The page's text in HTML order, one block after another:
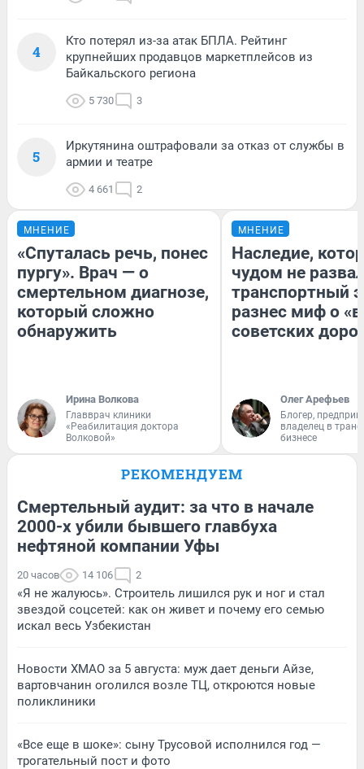
4
Кто потерял из-за атак БПЛА. Рейтинг
крупнейших продавцов маркетплейсов из
Байкальского региона
5 730 3
5
Иркутянина оштрафовали за отказ от службы в
армии и театре
4 661 2
МНЕНИЕ
«Спуталась речь, понес
пургу». Врач — о
смертельном диагнозе,
который сложно
обнаружить
Ирина Волкова
Главврач клиники
«Реабилитация доктора
Волковой»
МНЕНИЕ
Наследие,
чудом не
транспортный
разнес миф о
советских
Олег Арефьев
Блогер,
владелец в
бизнесе
РЕКОМЕНДУЕМ
Смертельный аудит: за что в начале
2000-х убили бывшего главбуха
нефтяной компании Уфы
20 часов 14 106 2
«Я не жалуюсь». Строитель лишился рук и ног и стал
звездой соцсетей: как он живет и почему его семью
искал весь Узбекистан
Новости ХМАО за 5 августа: муж дает деньги Айзе,
вартовчанин оголился возле ТЦ, откроются новые
поликлиники
«Все еще в шоке»: сыну Трусовой исполнился год —
трогательный пост и фото